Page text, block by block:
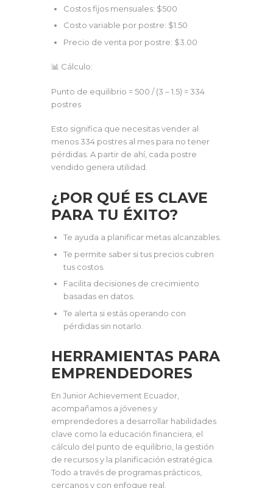
Costos fijos mensuales: $500
Costo variable por postre: $1.50
Precio de venta por postre: $3.00
📊 Cálculo:
Punto de equilibrio = 500 / (3 – 1.5) = 334
postres
Esto significa que necesitas vender al
menos 334 postres al mes para no tener
pérdidas. A partir de ahí, cada postre
vendido genera utilidad.
¿POR QUÉ ES CLAVE
PARA TU ÉXITO?
Te ayuda a planificar metas alcanzables.
Te permite saber si tus precios cubren
tus costos.
Facilita decisiones de crecimiento
basadas en datos.
Te alerta si estás operando con
pérdidas sin notarlo.
HERRAMIENTAS PARA
EMPRENDEDORES
En Junior Achievement Ecuador,
acompañamos a jóvenes y
emprendedores a desarrollar habilidades
clave como la educación financiera, el
cálculo del punto de equilibrio, la gestión
de recursos y la planificación estratégica.
Todo a través de programas prácticos,
cercanos y con enfoque real.